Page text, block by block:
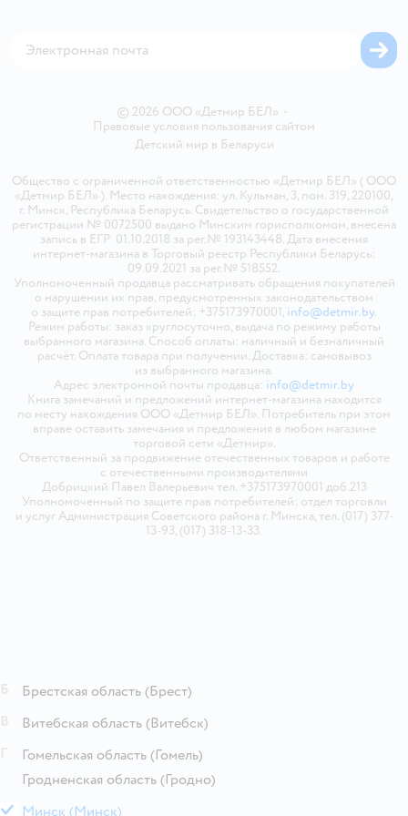
© 2026 ООО «Детмир БЕЛ» •
Правовые условия пользования сайтом
Детский мир в Беларуси
Общество с ограниченной ответственностью «Детмир БЕЛ» ( ООО
«Детмир БЕЛ» ). Место нахождения: ул. Кульман, 3, пом. 319, 220100,
г. Минск, Республика Беларусь. Свидетельство о государственной
регистрации № 0072500 выдано Минским горисполкомом, внесена
запись в ЕГР 01.10.2018 за рег.№ 193143448. Дата внесения
интернет-магазина в Торговый реестр Республики Беларусь:
09.09.2021 за рег.№ 518552.
Уполномоченный продавца рассматривать обращения покупателей
о нарушении их прав, предусмотренных законодательством
о защите прав потребителей: +375173970001, info@detmir.by.
Режим работы: заказ круглосуточно, выдача по режиму работы
выбранного магазина. Способ оплаты: наличный и безналичный
расчёт. Оплата товара при получении. Доставка: самовывоз
из выбранного магазина.
Адрес электронной почты продавца: info@detmir.by
Книга замечаний и предложений интернет-магазина находится
по месту нахождения ООО «Детмир БЕЛ». Потребитель при этом
вправе оставить замечания и предложения в любом магазине
торговой сети «Детмир».
Ответственный за продвижение отечественных товаров и работе
с отечественными производителями
Добрицкий Павел Валерьевич тел. +375173970001 доб.213
Уполномоченный по защите прав потребителей: отдел торговли
и услуг Администрация Советского района г. Минска, тел. (017) 377-
13-93, (017) 318-13-33.
Брестская область (Брест)
Витебская область (Витебск)
Гомельская область (Гомель)
Гродненская область (Гродно)
М Минск (Минск)